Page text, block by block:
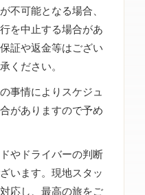
不可能となる場合、
を中止する場合があ
証や返金等はござい
ください。
事情によりスケジュ
がありますので予め
やドライバーの判断
います。現地スタッ
応し、最高の旅をご